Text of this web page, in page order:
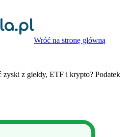
Wróć na stronę główną
z giełdy, ETF i krypto? Podatek